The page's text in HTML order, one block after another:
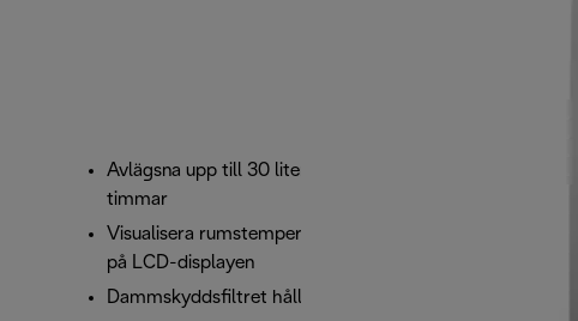
Avlägsna upp till 30 liter överflödig fukt på 24
timmar
Visualisera rumstemperatur och fuktighetsnivå
på LCD-displayen
Dammskyddsfiltret håller luften ren